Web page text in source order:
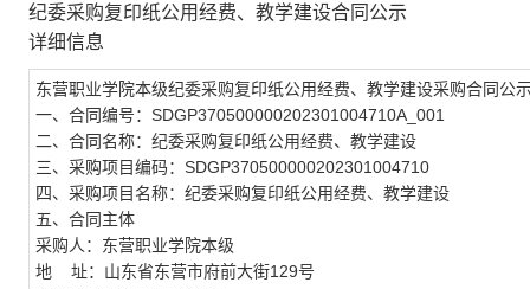
纪委采购复印纸公用经费、教学建设合同公示
详细信息
东营职业学院本级纪委采购复印纸公用经费、教学建设采购合同公
一、合同编号：SDGP370500000202301004710A_001
二、合同名称：纪委采购复印纸公用经费、教学建设
三、采购项目编码：SDGP370500000202301004710
四、采购项目名称：纪委采购复印纸公用经费、教学建设
五、合同主体
采购人：东营职业学院本级
地 址：山东省东营市府前大街129号